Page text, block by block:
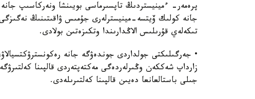
پرەمەر- ءمينيستردىڭ تاپسىرماسى بويىنشا ونەركاسىپ
جانە كولىك ۆيتسە-مينيسترلەرى جۇمىس ۋاقىتىنىڭ نەگىزگى
تىكەلەي قۇرىلىس الاڭدارىندا وتكىزەتىن بولادى.
جىلى باستالعانعا دەيىن قالپىنا كەلتىرىلەدى.